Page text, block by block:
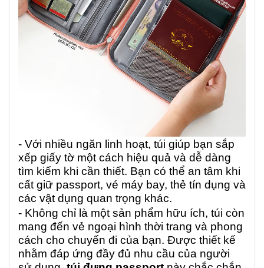
- Với nhiều ngăn linh hoạt, túi giúp bạn sắp
xếp giấy tờ một cách hiệu quả và dễ dàng
tìm kiếm khi cần thiết. Bạn có thể an tâm khi
cất giữ passport, vé máy bay, thẻ tín dụng và
các vật dụng quan trọng khác.
- Không chỉ là một sản phẩm hữu ích, túi còn
mang đến vẻ ngoại hình thời trang và phong
cách cho chuyến đi của bạn. Được thiết kế
nhằm đáp ứng đầy đủ nhu cầu của người